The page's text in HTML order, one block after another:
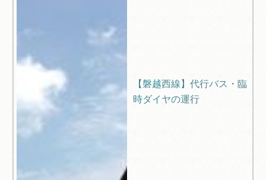
【磐越西線】代行バス・臨
時ダイヤの運行